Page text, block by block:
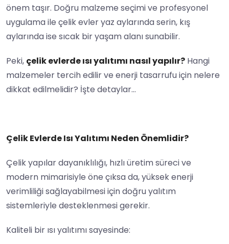
önem taşır. Doğru malzeme seçimi ve profesyonel
uygulama ile çelik evler yaz aylarında serin, kış
aylarında ise sıcak bir yaşam alanı sunabilir.
Peki, çelik evlerde ısı yalıtımı nasıl yapılır? Hangi
malzemeler tercih edilir ve enerji tasarrufu için nelere
dikkat edilmelidir? İşte detaylar…
Çelik Evlerde Isı Yalıtımı Neden Önemlidir?
Çelik yapılar dayanıklılığı, hızlı üretim süreci ve
modern mimarisiyle öne çıksa da, yüksek enerji
verimliliği sağlayabilmesi için doğru yalıtım
sistemleriyle desteklenmesi gerekir.
Kaliteli bir ısı yalıtımı sayesinde: